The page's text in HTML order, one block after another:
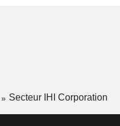
Secteur IHI Corporation